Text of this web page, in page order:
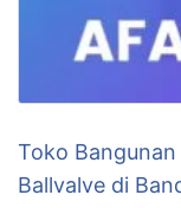
Toko
Ballvalve di